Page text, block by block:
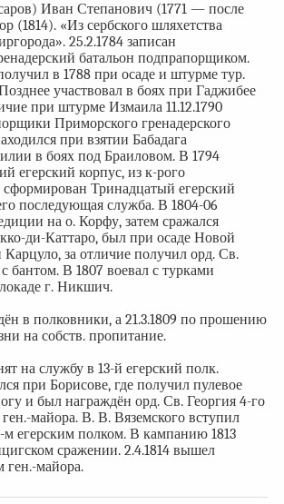
Иван Степанович (1771 — после
(1814). «Из сербского шляхетства
25.2.1784 записан
батальон подпрапорщиком.
в 1788 при осаде и штурме тур.
участвовал в боях при Гаджибее
при штурме Измаила 11.12.1790
Приморского гренадерского
при взятии Бабадага
в боях под Браиловом. В 1794
егерский корпус, из к-рого
Тринадцатый егерский
последующая служба. В 1804-06
на о. Корфу, затем сражался
ди-Каттаро, был при осаде Новой
Карцуло, за отличие получил орд. Св.
бантом. В 1807 воевал с турками
г. Никшич.
в полковники, а 21.3.1809 по прошению
на собств. пропитание.
на службу в 13-й егерский полк.
при Борисове, где получил пулевое
и был награждён орд. Св. Георгия 4-го
майора. В. В. Вяземского вступил
м егерским полком. В кампанию 1813
сражении. 2.4.1814 вышел
ген.-майора.